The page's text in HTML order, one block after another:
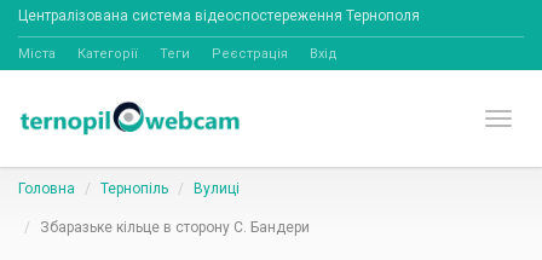
Централізована система відеоспостереження Тернополя
Міста Категорії Теги Реєстрація Вхід
Головна Тернопіль Вулиці
Збаразьке кільце в сторону С. Бандери